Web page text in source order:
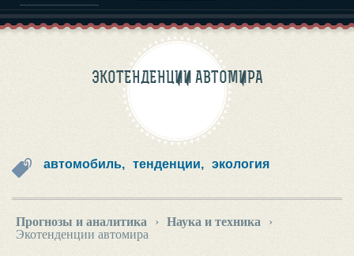
ЭКОТЕНДЕНЦИИ АВТОМИРА
автомобиль, тенденции, экология
Прогнозы и аналитика › Наука и техника
›
Экотенденции автомира